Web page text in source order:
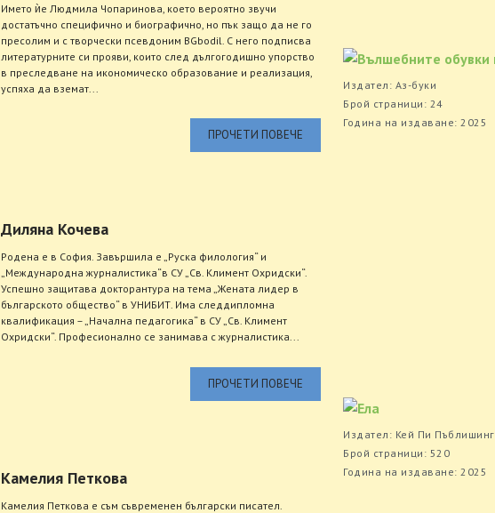
Името ѝе Людмила Чопаринова, което вероятно звучи
достатъчно специфично и биографично, но пък защо да не го
пресолим и с творчески псевдоним BGbodil. С него подписва
литературните си прояви, които след дългогодишно упорство
в преследване на икономическо образование и реализация,
успяха да вземат...
ПРОЧЕТИ ПОВЕЧЕ
Диляна Кочева
Родена е в София. Завършила е „Руска филология“ и
„Международна журналистика“в СУ „Св. Климент Охридски“.
Успешно защитава докторантура на тема „Жената лидер в
българското общество“ в УНИБИТ. Има следдипломна
квалификация – „Начална педагогика“ в СУ „Св. Климент
Охридски“. Професионално се занимава с журналистика...
ПРОЧЕТИ ПОВЕЧЕ
Камелия Петкова
Камелия Петкова e съм съвременен български писател.
Издател: Аз-буки
Брой страници: 24
Година на издаване: 2025
Издател: Кей Пи Пъблишинг
Брой страници: 520
Година на издаване: 2025